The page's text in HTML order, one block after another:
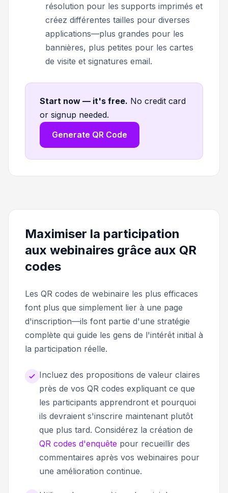
résolution pour les supports imprimés et
créez différentes tailles pour diverses
applications—plus grandes pour les
bannières, plus petites pour les cartes
de visite et signatures email.
Start now — it's free. No credit card
or signup needed.
Generate QR Code
Maximiser la participation
aux webinaires grâce aux QR
codes
Les QR codes de webinaire les plus efficaces
font plus que simplement lier à une page
d'inscription—ils font partie d'une stratégie
complète qui guide les gens de l'intérêt initial à
la participation réelle.
Incluez des propositions de valeur claires
près de vos QR codes expliquant ce que
les participants apprendront et pourquoi
ils devraient s'inscrire maintenant plutôt
que plus tard. Considérez la création de
QR codes d'enquête pour recueillir des
commentaires après vos webinaires pour
une amélioration continue.